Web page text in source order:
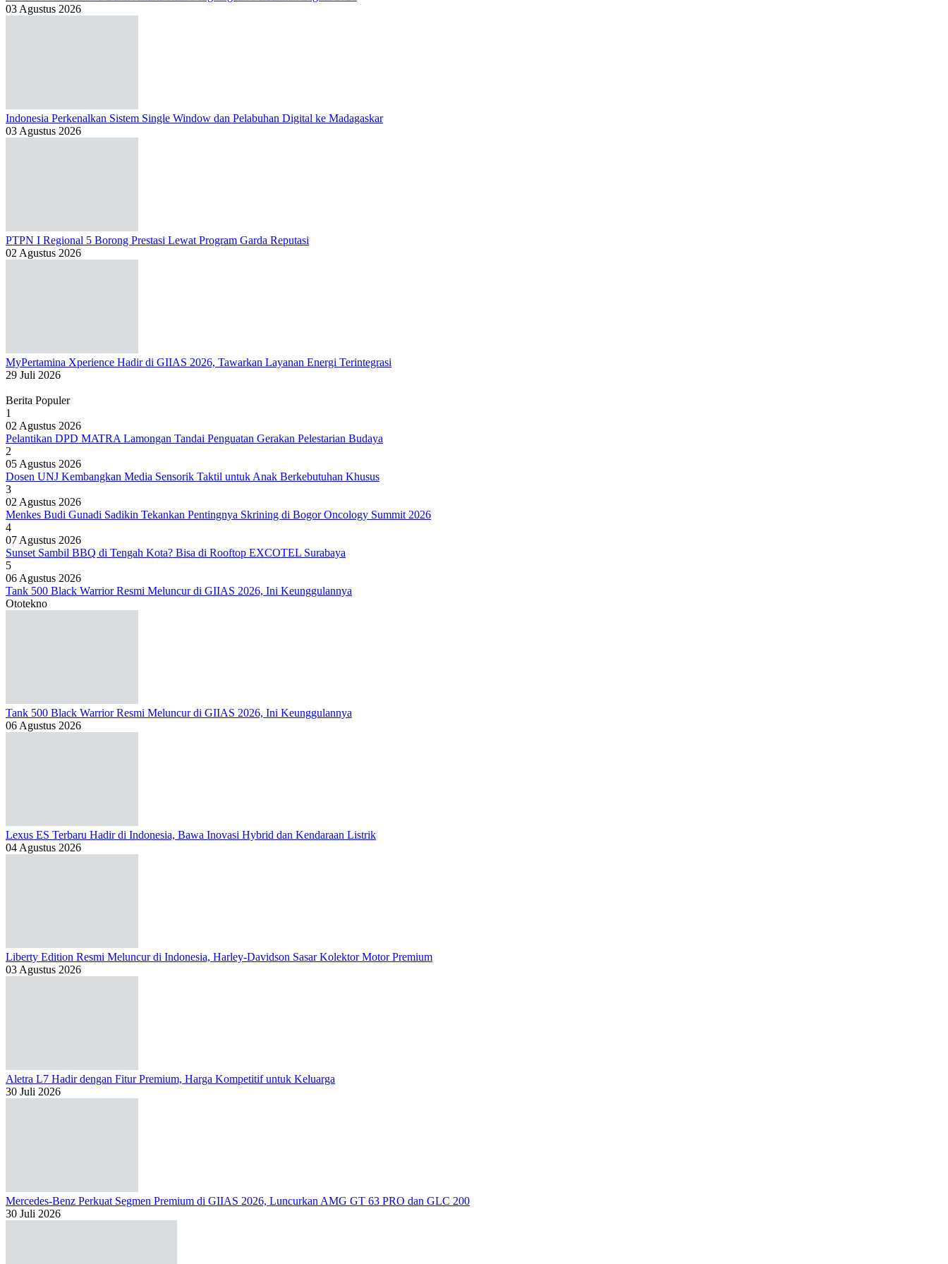
03 Agustus 2026
Indonesia Perkenalkan Sistem Single Window dan Pelabuhan Digital ke Madagaskar
03 Agustus 2026
PTPN I Regional 5 Borong Prestasi Lewat Program Garda Reputasi
02 Agustus 2026
MyPertamina Xperience Hadir di GIIAS 2026, Tawarkan Layanan Energi Terintegrasi
29 Juli 2026
Berita Populer
1
02 Agustus 2026
Pelantikan DPD MATRA Lamongan Tandai Penguatan Gerakan Pelestarian Budaya
2
05 Agustus 2026
Dosen UNJ Kembangkan Media Sensorik Taktil untuk Anak Berkebutuhan Khusus
3
02 Agustus 2026
Menkes Budi Gunadi Sadikin Tekankan Pentingnya Skrining di Bogor Oncology Summit 2026
4
07 Agustus 2026
Sunset Sambil BBQ di Tengah Kota? Bisa di Rooftop EXCOTEL Surabaya
5
06 Agustus 2026
Tank 500 Black Warrior Resmi Meluncur di GIIAS 2026, Ini Keunggulannya
Ototekno
Tank 500 Black Warrior Resmi Meluncur di GIIAS 2026, Ini Keunggulannya
06 Agustus 2026
Lexus ES Terbaru Hadir di Indonesia, Bawa Inovasi Hybrid dan Kendaraan Listrik
04 Agustus 2026
Liberty Edition Resmi Meluncur di Indonesia, Harley-Davidson Sasar Kolektor Motor Premium
03 Agustus 2026
Aletra L7 Hadir dengan Fitur Premium, Harga Kompetitif untuk Keluarga
30 Juli 2026
Mercedes-Benz Perkuat Segmen Premium di GIIAS 2026, Luncurkan AMG GT 63 PRO dan GLC 200
30 Juli 2026